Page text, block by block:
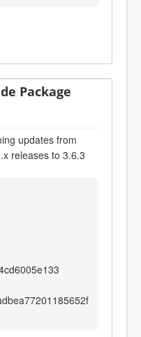
Package
updates from
releases to 3.6.3